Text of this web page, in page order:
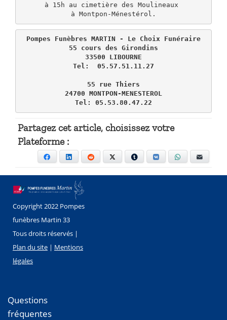
à 15h au cimetière des Moulineaux
à Montpon-Ménestérol.
Pompes Funèbres MARTIN - Le Choix Funéraire
55 cours des Girondins
33500 LIBOURNE
Tel:  05.57.51.11.27
55 rue Thiers
24700 MONTPON-MENESTEROL
Tel: 05.53.80.47.22
Partagez cet article, choisissez votre
Plateforme :
Facebook LinkedIn Reddit Tumblr VKontakteWhatsApp
Copyright 2022 Pompes
funèbres Martin 33
Tous droits réservés |
Plan du site | Mentions
légales
Questions
fréquentes